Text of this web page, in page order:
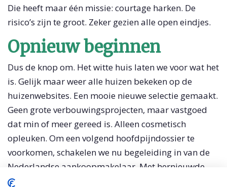
Die heeft maar één missie: courtage harken. De
risico’s zijn te groot. Zeker gezien alle open eindjes.
Opnieuw beginnen
Dus de knop om. Het witte huis laten we voor wat het
is. Gelijk maar weer alle huizen bekeken op de
huizenwebsites. Een mooie nieuwe selectie gemaakt.
Geen grote verbouwingsprojecten, maar vastgoed
dat min of meer gereed is. Alleen cosmetisch
opleuken. Om een volgend hoofdpijndossier te
voorkomen, schakelen we nu begeleiding in van de
Nederlandse aankoopmakelaar. Met hernieuwde
energie zetten we onze zoektocht voort. Piemonte, tot